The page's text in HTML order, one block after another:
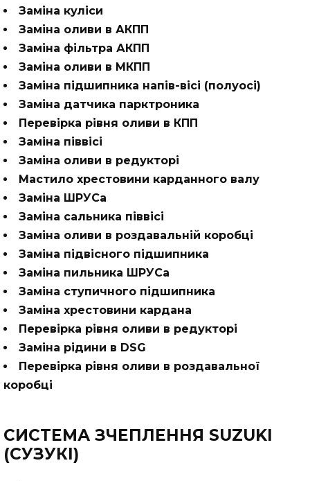
Заміна куліси
Заміна оливи в АКПП
Заміна фільтра АКПП
Заміна оливи в МКПП
Заміна підшипника напів-вісі (полуосі)
Заміна датчика парктроника
Перевірка рівня оливи в КПП
Заміна піввісі
Заміна оливи в редукторі
Мастило хрестовини карданного валу
Заміна ШРУСа
Заміна сальника піввісі
Заміна оливи в роздавальній коробці
Заміна підвісного підшипника
Заміна пильника ШРУСа
Заміна ступичного підшипника
Заміна хрестовини кардана
Перевірка рівня оливи в редукторі
Заміна рідини в DSG
Перевірка рівня оливи в роздавальної
коробці
СИСТЕМА ЗЧЕПЛЕННЯ SUZUKI
(СУЗУКІ)